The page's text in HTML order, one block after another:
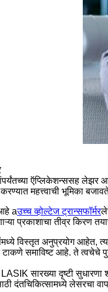
ऍप्लिकेशन्ससह लेझर
महत्त्वाची भूमिका
aउच्च व्होल्टेज ट्रान्सफॉर्मर
प्रकाशाचा तीव्र किरण
विस्तृत अनुप्रयोग आहेत,
समाविष्ट आहे. ते त्वचेचे
सारख्या दृष्टी
दंतचिकित्सामध्ये लेसरचा